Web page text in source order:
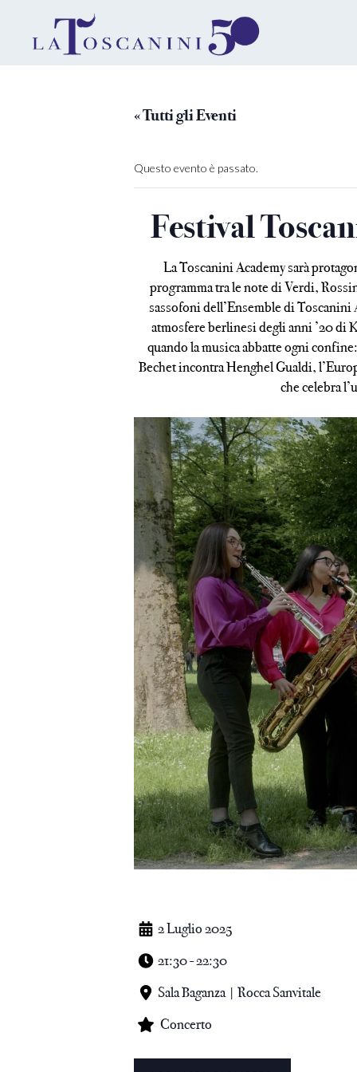
« Tutti gli Eventi
Questo evento è passato.
Festival
La Toscanini Academy sarà
programma tra le note di Verdi,
sassofoni dell’Ensemble di
atmosfere berlinesi degli anni ’20 di
quando la musica abbatte ogni
Bechet incontra Henghel Gualdi,
che celebra
2 Luglio 2025
21:30 - 22:30
Sala Baganza | Rocca Sanvitale
Concerto